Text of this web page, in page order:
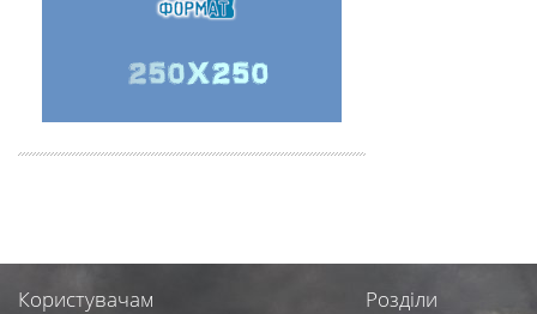
Користувачам Розділи